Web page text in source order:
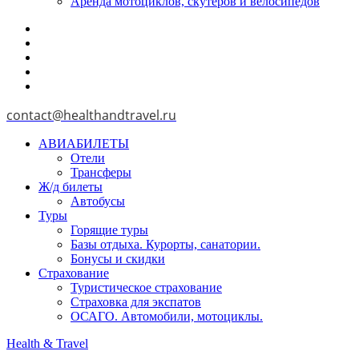
contact@healthandtravel.ru
АВИАБИЛЕТЫ
Отели
Трансферы
Ж/д билеты
Автобусы
Туры
Горящие туры
Базы отдыха. Курорты, санатории.
Бонусы и скидки
Страхование
Туристическое страхование
Страховка для экспатов
ОСАГО. Автомобили, мотоциклы.
Health & Travel